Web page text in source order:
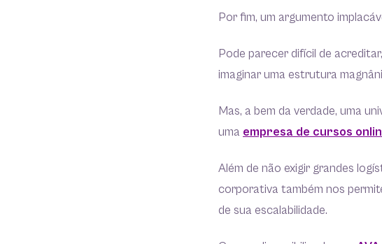
Por fim, um argumento
Pode parecer difícil de
imaginar uma estrutura
Mas, a bem da verdade, uma
uma empresa de cursos
Além de não exigir grandes
corporativa também nos
de sua escalabilidade.